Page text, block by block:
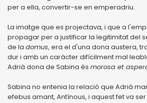
per a ella, convertir-se en emperadriu.
La imatge que es projectava, i que a
propagar per a justificar la legitimitat del
de la domus, era el d'una dona austera,
dur i amb un caràcter difícilment
Adrià dona de Sabina és morosa et
Sabina no entenia la relació que Adrià
efebus amant, Antínous, i aquest fet va